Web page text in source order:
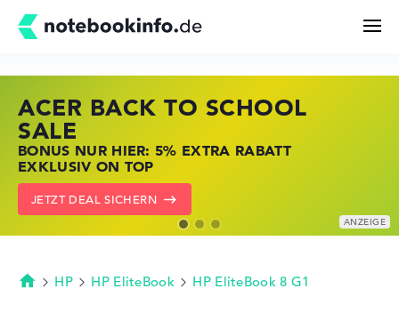
Kaufberatung
Technik & Wissen
ACER BACK TO SCHOOL
SALE
BONUS NUR HIER: 5% EXTRA RABATT
EXKLUSIV ON TOP
JETZT DEAL SICHERN
HP STORE SSV DEALS
JETZT ZUGREIFEN: NOTEBOOKS BEI HP
KRÄFTIG REDUZIERT
ZU DEN HP ANGEBOTEN
LENOVO LAPTOP DEALS
NOTEBOOKS BEI LENOVO JETZT
KRÄFTIG REDUZIERT
LENOVO DEALS ZEIGEN
Startseite
HP HP EliteBook HP EliteBook 8 G1